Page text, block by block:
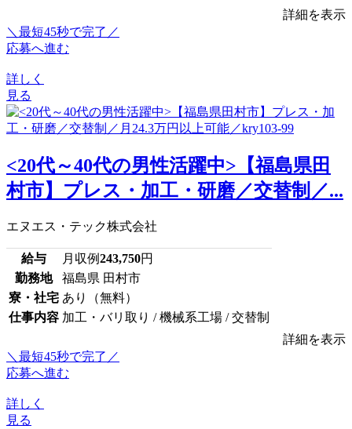
詳細を表示
＼最短45秒で完了／
応募へ進む
詳しく
見る
<20代～40代の男性活躍中>【福島県田
村市】プレス・加工・研磨／交替制／...
エヌエス・テック株式会社
給与 月収例243,750円
勤務地
福島県 田村市
寮・社宅 あり（無料）
仕事内容 加工・バリ取り / 機械系工場 / 交替制
詳細を表示
＼最短45秒で完了／
応募へ進む
詳しく
見る